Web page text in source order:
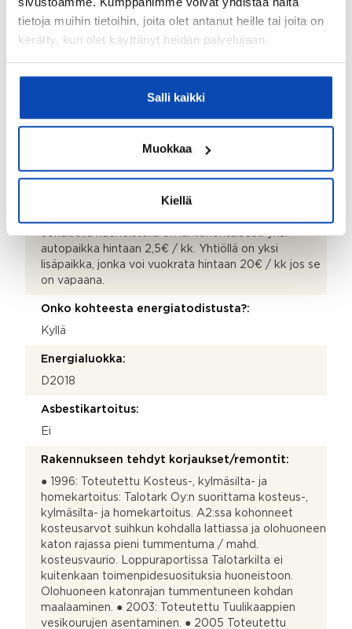
tietoja muihin tietoihin, joita olet antanut heille tai joita on
kerätty, kun olet käyttänyt heidän palvelujaan.
Salli kaikki
Muokkaa
Kiellä
Katemateriaali:
9 kpl
Jokaisella huoneistolla on lähtökohtaisesti yksi
autopaikka hintaan 2,5€ / kk. Yhtiöllä on yksi
lisäpaikka, jonka voi vuokrata hintaan 20€ / kk jos se
on vapaana.
Onko kohteesta energiatodistusta?:
Kyllä
Energialuokka:
D2018
Asbestikartoitus:
Ei
Rakennukseen tehdyt korjaukset/remontit:
● 1996: Toteutettu Kosteus-, kylmäsilta- ja
homekartoitus: Talotark Oy:n suorittama kosteus-,
kylmäsilta- ja homekartoitus. A2:ssa kohonneet
kosteusarvot suihkun kohdalla lattiassa ja olohuoneen
katon rajassa pieni tummentuma / mahd.
kosteusvaurio. Loppuraportissa Talotarkilta ei
kuitenkaan toimenpidesuosituksia huoneistoon.
Olohuoneen katonrajan tummentuneen kohdan
maalaaminen. ● 2003: Toteutettu Tuulikaappien
vesikourujen asentaminen. ● 2005 Toteutettu